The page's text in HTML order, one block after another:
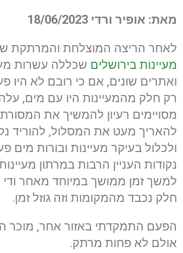
מאת: אופיר ורדי 18/06/2023
לאחר הריצה המוצלחת והמרתקת
מעיינות בירושלים שכללה עשרות
ואתרים שונים, אם כי רובם לא היו
רק חלק מהמעיינות היו עם מים,
מסויימים רעיון להמשיך את
להאריך מעט את המסלול, להוריד
ולכלול בעיקר מעיינות ובורות מים
נקודות העניין הרבות במרתון
למשך זמן ממושך במיוחד מאחר
חלק נכבד מהמקומות וזה גוזל זמן.
הפעם התמקדתי באזור אחר, מוכר
אולם לא פחות מרתק.